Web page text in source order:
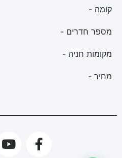
קומה -
מספר חדרים -
מקומות חניה -
מחיר -